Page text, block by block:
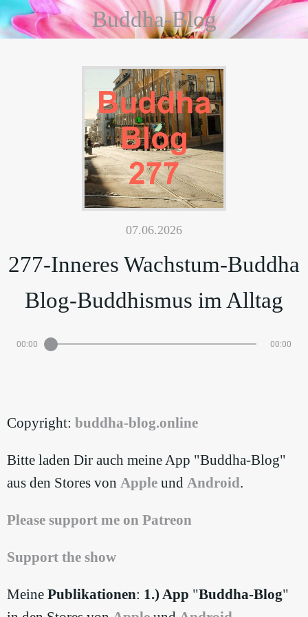
Buddha-Blog
07.06.2026
277-Inneres Wachstum-Buddha
Blog-Buddhismus im Alltag
00:00 00:00
Copyright: ⁠buddha-blog.online
Bitte laden Dir auch meine App "Buddha-Blog"
aus den Stores von ⁠Apple⁠ und ⁠Android⁠.
⁠Please support me on Patreon
Support the show
Meine Publikationen: 1.) App "Buddha-Blog"